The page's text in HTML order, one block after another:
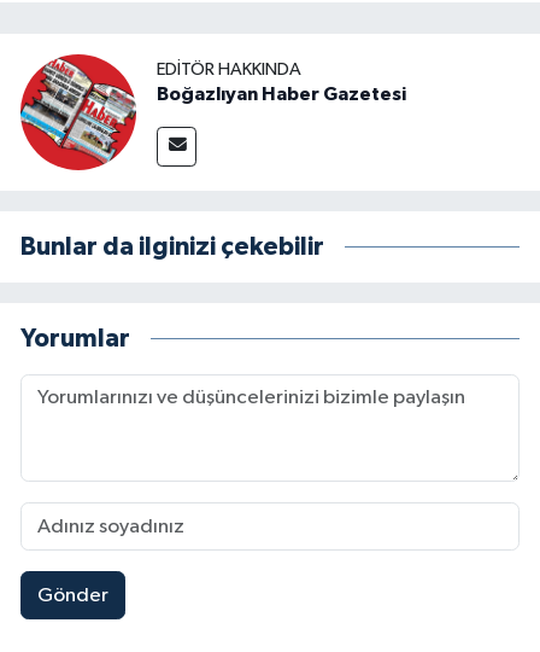
EDITÖR HAKKINDA
Boğazlıyan Haber Gazetesi
Bunlar da ilginizi çekebilir
Yorumlar
Gönder